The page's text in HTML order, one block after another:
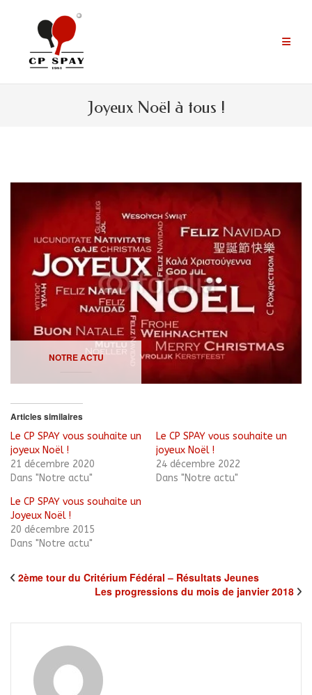
contenu
Joyeux Noël à tous !
NOTRE ACTU
Articles similaires
Le CP SPAY vous souhaite un
joyeux Noël !
21 décembre 2020
Dans "Notre actu"
Le CP SPAY vous souhaite un
joyeux Noël !
24 décembre 2022
Dans "Notre actu"
Le CP SPAY vous souhaite un
Joyeux Noël !
20 décembre 2015
Dans "Notre actu"
2ème tour du Critérium Fédéral – Résultats Jeunes
Les progressions du mois de janvier 2018